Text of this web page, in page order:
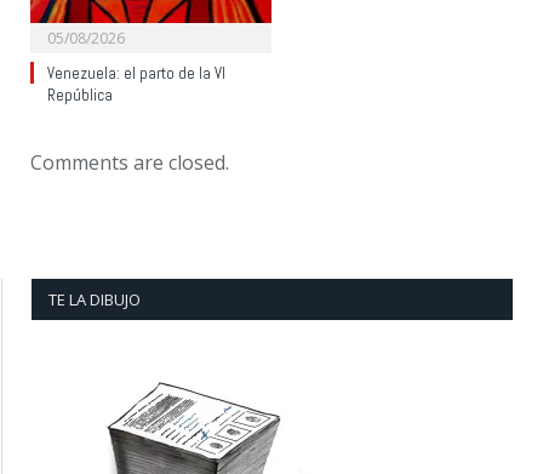
05/08/2026
Venezuela: el parto de la VI
República
Comments are closed.
TE LA DIBUJO